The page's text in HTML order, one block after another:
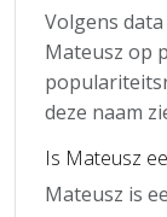
Volgens
Mateusz op
deze naam
Is Mateusz
Mateusz is